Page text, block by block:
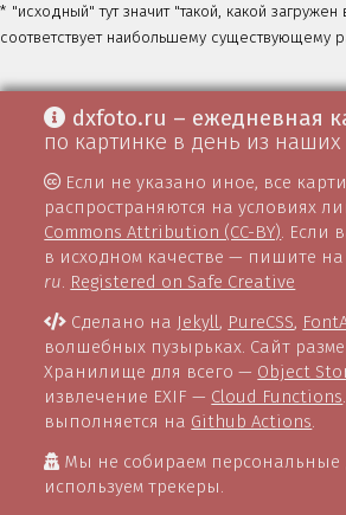
* "исходный" тут значит "такой, какой загружен
соответствует наибольшему существующему
dxfoto.ru – ежедневная
по картинке в день из наших
Если не указано иное, все
распространяются на условиях
Commons Attribution (CC-BY). Если
в исходном качестве — пишите на
ru. Registered on Safe Creative
Сделано на Jekyll, PureCSS,
волшебных пузырьках. Сайт
Хранилище для всего — Object
извлечение EXIF — Cloud Functions
выполняется на Github Actions.
Мы не собираем
используем трекеры.